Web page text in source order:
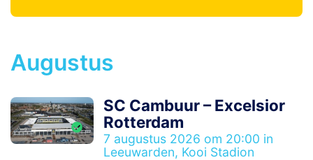
Augustus
SC Cambuur – Excelsior
Rotterdam
7 augustus 2026 om 20:00 in
Leeuwarden, Kooi Stadion